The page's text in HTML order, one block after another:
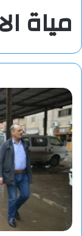
مياة